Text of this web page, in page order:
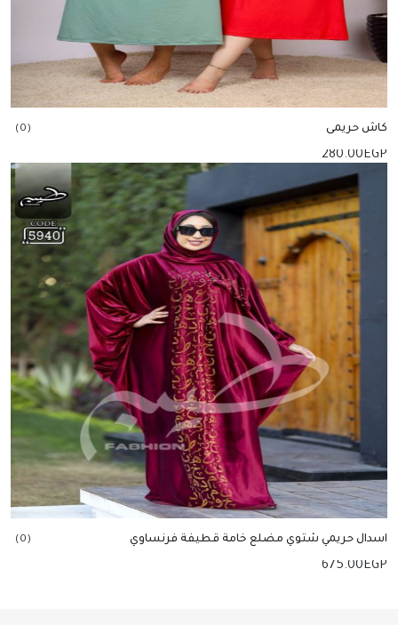
كاش حريمى (0)
280.00EGP
إضافة للسلة
اسدال حريمي شتوي مضلع خامة قطيفة فرنساوي (0)
675.00EGP